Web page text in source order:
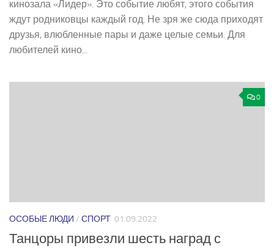
кинозала «Лидер». Это событие любят, этого события
ждут родниковцы каждый год. Не зря же сюда приходят
друзья, влюбленные пары и даже целые семьи. Для
любителей кино...
0
ОСОБЫЕ ЛЮДИ / СПОРТ 01.09.2022
Танцоры привезли шесть наград с